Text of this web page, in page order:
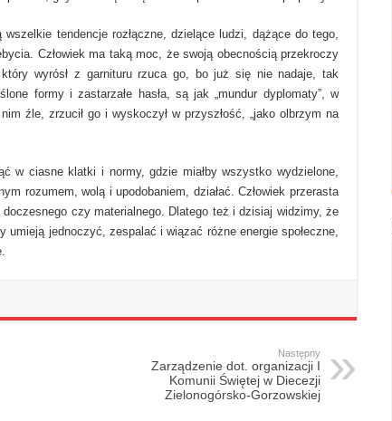
tendencje rozłączne, dzielące ludzi, dążące do tego,
Człowiek ma taką moc, że swoją obecnością przekroczy
wyrósł z garnituru rzuca go, bo już się nie nadaje, tak
formy i zastarzałe hasła, są jak „mundur dyplomaty”, w
źle, zrzucił go i wyskoczył w przyszłość, „jako olbrzym na
w ciasne klatki i normy, gdzie miałby wszystko wydzielone,
rozumem, wolą i upodobaniem, działać. Człowiek przerasta
czy materialnego. Dlatego też i dzisiaj widzimy, że
umieją jednoczyć, zespalać i wiązać różne energie społeczne,
Następny
Zarządzenie dot. organizacji I
Komunii Świętej w Diecezji
Zielonogórsko-Gorzowskiej